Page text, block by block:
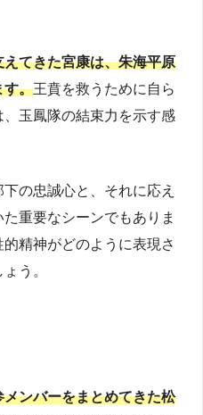
てきた宮康は、朱海平原
す。王賁を救うために自ら
玉鳳隊の結束力を示す感
の忠誠心と、それに応え
重要なシーンでもありま
精神がどのように表現さ
う。
ンバーをまとめてきた松